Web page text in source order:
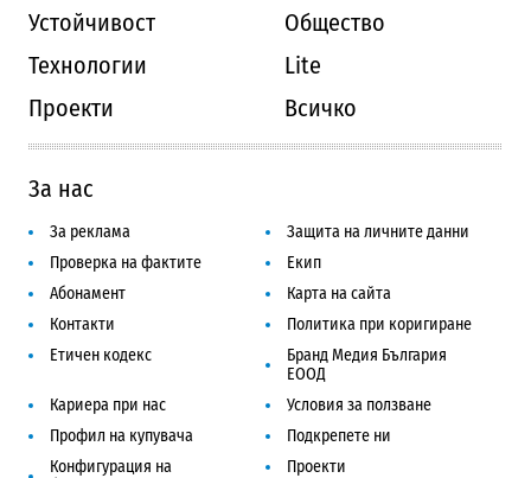
Устойчивост
Общество
Технологии
Lite
Проекти
Всичко
За нас
За реклама
Защита на личните данни
Проверка на фактите
Екип
Абонамент
Карта на сайта
Контакти
Политика при коригиране
Етичен кодекс
Бранд Медия България
ЕООД
Кариера при нас
Условия за ползване
Профил на купувача
Подкрепете ни
Конфигурация на
Проекти